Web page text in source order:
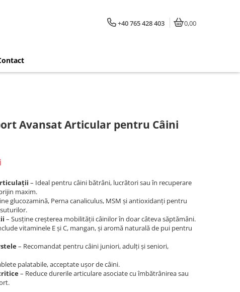
+40 765 428 403 0,00
Avansat Articular pentru Câini
– Ideal pentru câini bătrâni, lucrători sau în recuperare
maxim.
glucozamină, Perna canaliculus, MSM și antioxidanți pentru
– Susține creșterea mobilității câinilor în doar câteva săptămâni.
vitaminele E și C, mangan, și aromă naturală de pui pentru
– Recomandat pentru câini juniori, adulți și seniori,
palatabile, acceptate ușor de câini.
– Reduce durerile articulare asociate cu îmbătrânirea sau